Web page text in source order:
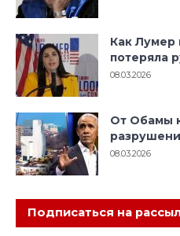
Как Лумер
потеряла
08.03.2026
От Обамы
08.03.2026
Подписаться на